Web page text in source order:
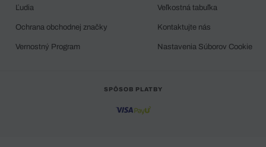
Ľudia
Ochrana obchodnej značky
Vernostný Program
Veľkostná tabuľka
Kontaktujte nás
Nastavenia Súborov Cookie
SPÔSOB PLATBY